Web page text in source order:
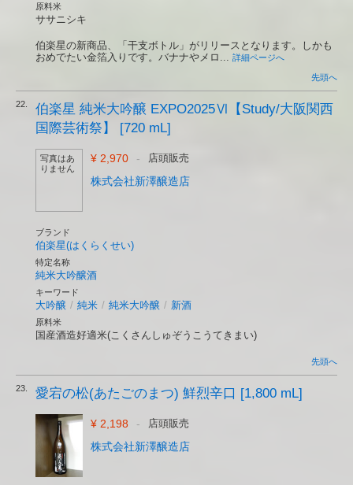
原料米
ササニシキ
伯楽星の新商品、「干支ボトル」がリリースとなります。しかも
おめでたい金箔入りです。バナナやメロ... 詳細ページへ
先頭へ
22.
伯楽星 純米大吟醸 EXPO2025Ⅵ【Study/大阪関西
国際芸術祭】 [720 mL]
写真はあ
りません
¥ 2,970 - 店頭販売
株式会社新澤醸造店
ブランド
伯楽星(はくらくせい)
特定名称
純米大吟醸酒
キーワード
大吟醸 / 純米 / 純米大吟醸 / 新酒
原料米
国産酒造好適米(こくさんしゅぞうこうてきまい)
先頭へ
23. 愛宕の松(あたごのまつ) 鮮烈辛口 [1,800 mL]
¥ 2,198 - 店頭販売
株式会社新澤醸造店